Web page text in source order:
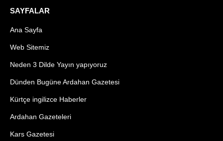
SAYFALAR
Ana Sayfa
Web Sitemiz
Neden 3 Dilde Yayın yapıyoruz
Dünden Bugüne Ardahan Gazetesi
Kürtçe ingilizce Haberler
Ardahan Gazeteleri
Kars Gazetesi